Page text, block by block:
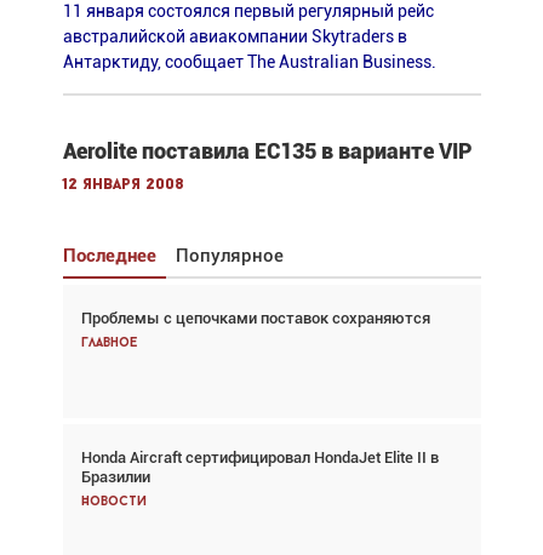
11 января состоялся первый регулярный рейс
австралийской авиакомпании Skytraders в
Антарктиду, сообщает The Australian Business.
Aerolite поставила EC135 в варианте VIP
12 января 2008
Последнее Популярное
Проблемы с цепочками поставок сохраняются
Главное
Honda Aircraft сертифицировал HondaJet Elite II в
Бразилии
Новости
Взгляд с высоты: тандем вертолётов и БПЛА в
спасательных операциях
Авиационный фотограф Дэйв Кох: «Фотография
говорит сама за себя... а ИИ всё портит»
Новости